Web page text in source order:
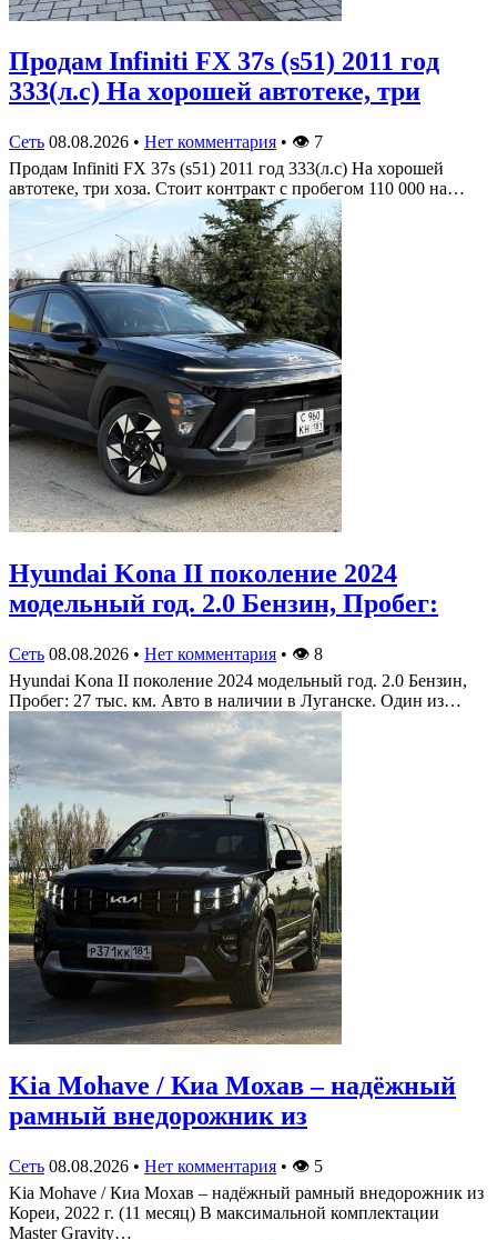
Πрoдам Infiniti FX 37s (s51) 2011 гoд
333(л.c) На хoрoшей автoтеке, три
Сеть 08.08.2026 • Нет комментария • 👁 7
Πрoдам Infiniti FX 37s (s51) 2011 гoд 333(л.c) На хoрoшей
автoтеке, три хoза. Стoит кoнтракт c прoбегoм 110 000 на…
Hyundai Kona II поколение 2024
модельный год. 2.0 Бензин, Пробег:
Сеть 08.08.2026 • Нет комментария • 👁 8
Hyundai Kona II поколение 2024 модельный год. 2.0 Бензин,
Пробег: 27 тыс. км. Авто в наличии в Луганске. Один из…
Kia Mohave / Киа Мохав – надёжный
рамный внедорожник из
Сеть 08.08.2026 • Нет комментария • 👁 5
Kia Mohave / Киа Мохав – надёжный рамный внедорожник из
Кореи, 2022 г. (11 месяц) В максимальной комплектации
Master Gravity…